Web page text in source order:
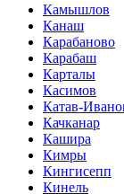
Камышлов
Канаш
Карабаново
Карабаш
Карталы
Касимов
Катав-
Качканар
Кашира
Кимры
Кингисепп
Кинель